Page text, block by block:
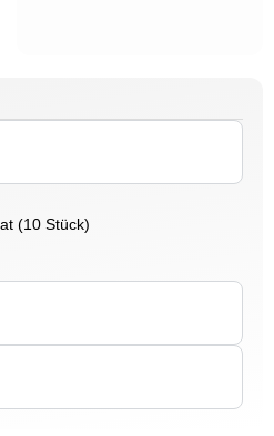
(10 Stück)